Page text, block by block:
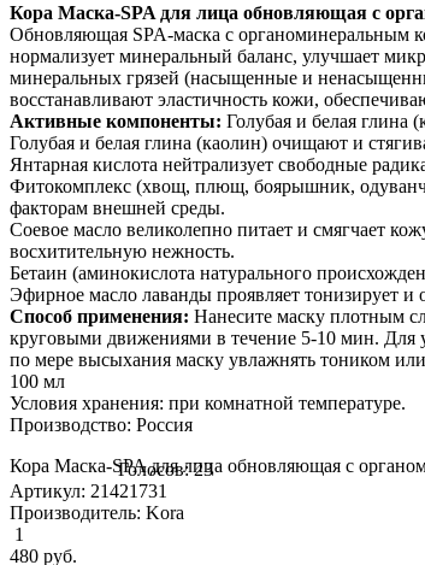
Кора Маска-SPA для лица обновляющая с
Обновляющая SPA-маска с органоминеральным
нормализует минеральный баланс, улучшает
минеральных грязей (насыщенные и
восстанавливают эластичность кожи,
Активные компоненты: Голубая и белая
Голубая и белая глина (каолин) очищают и
Янтарная кислота нейтрализует свободные
Фитокомплекс (хвощ, плющ, боярышник,
факторам внешней среды.
Соевое масло великолепно питает и смягчает
восхитительную нежность.
Бетаин (аминокислота натурального
Эфирное масло лаванды проявляет тонизирует и
Способ применения: Нанесите маску плотным
круговыми движениями в течение 5-10 мин. Для
по мере высыхания маску увлажнять тоником
100 мл
Условия хранения: при комнатной температуре.
Производство: Россия
Кора Маска-SPA для лица обновляющая с
Голосов: 23
Артикул: 21421731
Производитель: Kora
1
480 руб.